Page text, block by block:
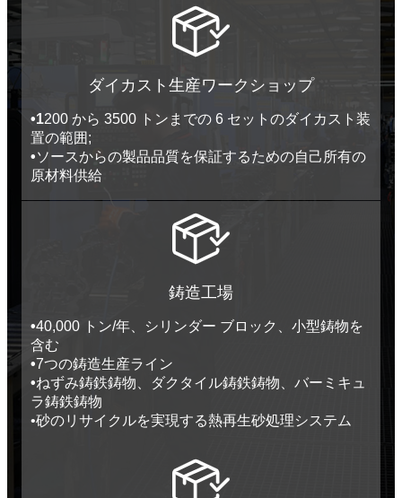
ダイカスト生産ワークショップ
•1200 から 3500 トンまでの 6 セットのダイカスト装
置の範囲;
•ソースからの製品品質を保証するための自己所有の
原材料供給
鋳造工場
•40,000 トン/年、シリンダー ブロック、小型鋳物を
含む
•7つの鋳造生産ライン
•ねずみ鋳鉄鋳物、ダクタイル鋳鉄鋳物、バーミキュ
ラ鋳鉄鋳物
•砂のリサイクルを実現する熱再生砂処理システム